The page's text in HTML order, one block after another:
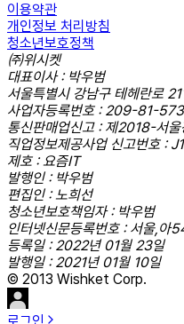
이용약관
개인정보 처리방침
청소년보호정책
㈜위시켓
대표이사 : 박우범
서울특별시 강남구 테헤란로
사업자등록번호 : 209-81-
통신판매업신고 : 제2018-서
직업정보제공사업 신고번호 :
제호 : 요즘IT
발행인 : 박우범
편집인 : 노희선
청소년보호책임자 : 박우범
인터넷신문등록번호 : 서울,아
등록일 : 2022년 01월 23일
발행일 : 2021년 01월 10일
© 2013 Wishket Corp.